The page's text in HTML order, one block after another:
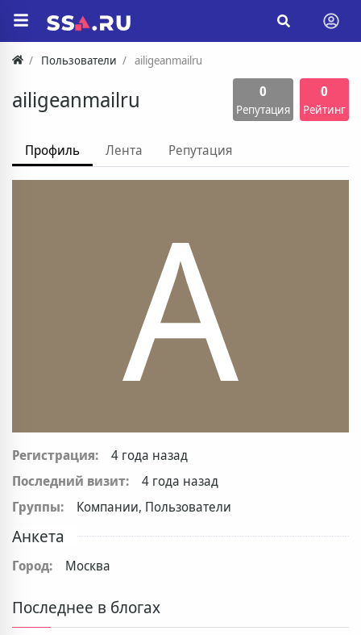
Пользователи ailigeanmailru
ailigeanmailru 0
Репутация
0
Рейтинг
Профиль Лента Репутация
A
Регистрация:
4 года назад
Последний визит:
4 года назад
Группы:
Компании, Пользователи
Анкета
Город: Москва
Последнее в блогах